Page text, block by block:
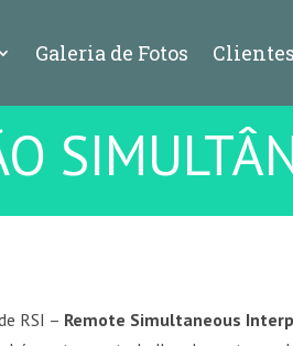
Galeria de Fotos Clientes
RSI – Remote Simultaneous